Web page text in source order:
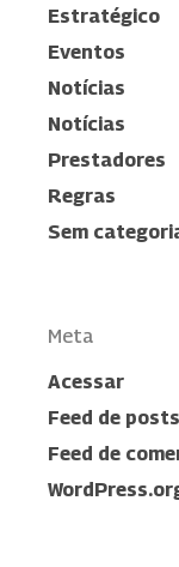
Estratégico
Eventos
Notícias
Notícias
Prestadores
Regras
Sem
Meta
Acessar
Feed de posts
Feed de